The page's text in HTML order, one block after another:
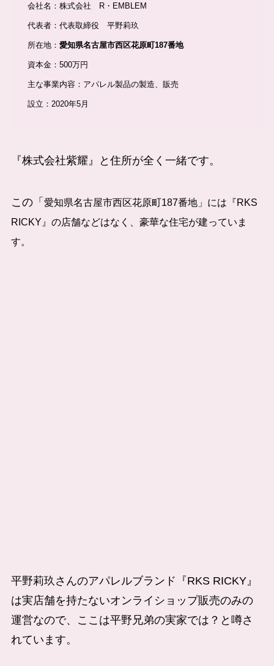
会社名：株式会社 R・EMBLEM
代表者：代表取締役 平野莉玖
所在地： 愛知県名古屋市西区花原町187番地
資本金：500万円
主な事業内容：アパレル製品の製造、販売
設立：2020年5月
『株式会社紫耀』と住所が全く一緒です。
この「 愛知県名古屋市西区花原町187番地」には『RKS
RICKY』の店舗などはなく、豪華な住宅が建っていま
す。
平野莉玖さんのアパレルブランド『RKS RICKY』
は実店舗を持たないオンライショップ販売のみの
運営なので、ここは平野兄弟の実家では？と噂さ
れています。